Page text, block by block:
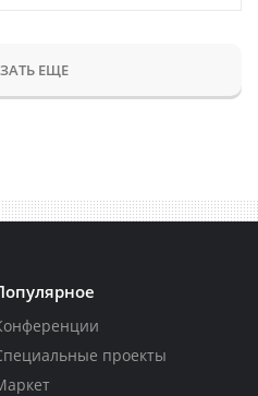
ЕЩЕ
проекты